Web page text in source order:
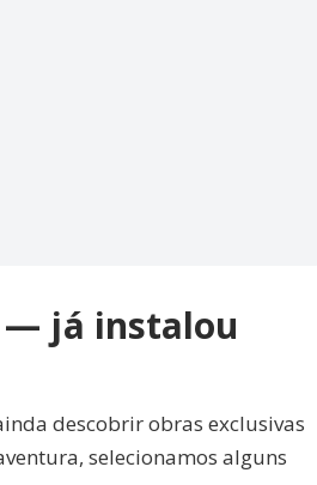
— já instalou
descobrir obras exclusivas
selecionamos alguns